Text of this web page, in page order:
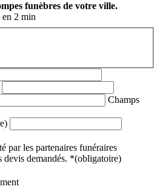
funèbres de votre ville.
en 2 min
Champs
par les partenaires funéraires
demandés. *(obligatoire)